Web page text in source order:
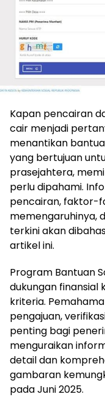
Kapan pencairan
cair menjadi
menantikan
yang bertujuan
prasejahtera,
perlu dipahami.
pencairan, faktor-
memengaruhinya,
terkini akan
artikel ini.
Program Bantuan
dukungan finansial
kriteria.
pengajuan,
penting bagi
menguraikan
detail dan
gambaran
pada Juni 2025.